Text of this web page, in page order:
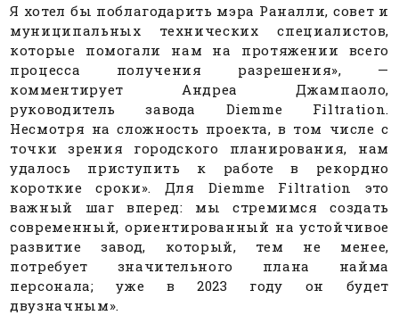
Я хотел бы поблагодарить мэра Раналли, совет и
муниципальных технических специалистов,
которые помогали нам на протяжении всего
процесса получения разрешения», —
комментирует Андреа Джампаоло,
руководитель завода Diemme Filtration.
Несмотря на сложность проекта, в том числе с
точки зрения городского планирования, нам
удалось приступить к работе в рекордно
короткие сроки». Для Diemme Filtration это
важный шаг вперед: мы стремимся создать
современный, ориентированный на устойчивое
развитие завод, который, тем не менее,
потребует значительного плана найма
персонала; уже в 2023 году он будет
двузначным».